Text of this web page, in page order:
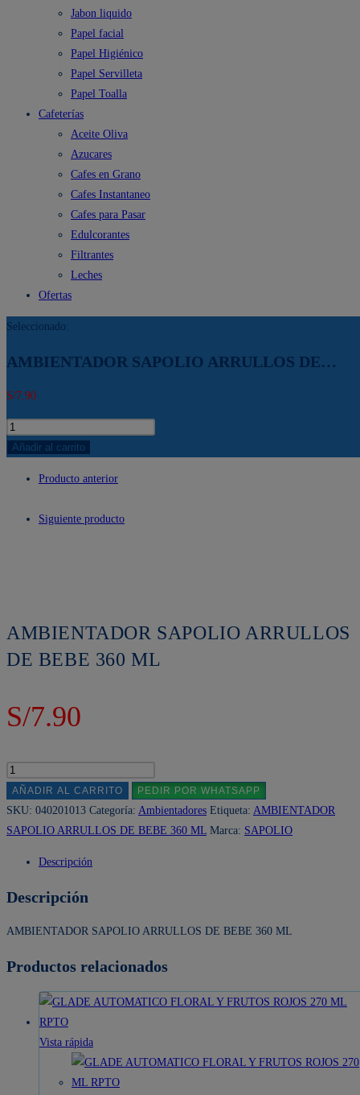
Jabon liquido
Papel facial
Papel Higiénico
Papel Servilleta
Papel Toalla
Cafeterías
Aceite Oliva
Azucares
Cafes en Grano
Cafes Instantaneo
Cafes para Pasar
Edulcorantes
Filtrantes
Leches
Ofertas
Seleccionado:
AMBIENTADOR SAPOLIO ARRULLOS DE…
S/7.90
AMBIENTADOR
SAPOLIO
Añadir al carrito
Producto anterior
Siguiente producto
AMBIENTADOR SAPOLIO ARRULLOS
DE BEBE 360 ML
S/7.90
AMBIENTADOR
SAPOLIO
ARRULLOS
DE
ML
AÑADIR AL CARRITO PEDIR POR WHATSAPP
SKU: 040201013 Categoría: Ambientadores Etiqueta: AMBIENTADOR
SAPOLIO ARRULLOS DE BEBE 360 ML Marca: SAPOLIO
Descripción
Descripción
AMBIENTADOR SAPOLIO ARRULLOS DE BEBE 360 ML
Productos relacionados
Vista rápida